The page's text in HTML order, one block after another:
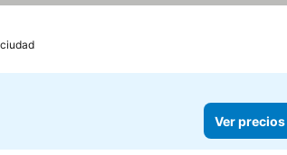
Ver precios